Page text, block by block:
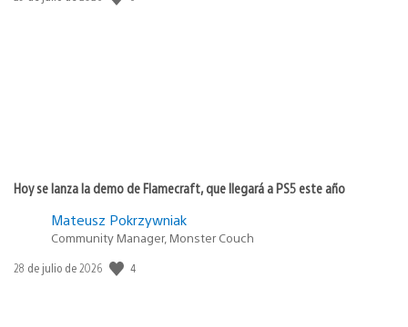
Hoy se lanza la demo de Flamecraft, que llegará a PS5 este año
Mateusz Pokrzywniak
Community Manager, Monster Couch
Fecha
28 de julio de 2026 4